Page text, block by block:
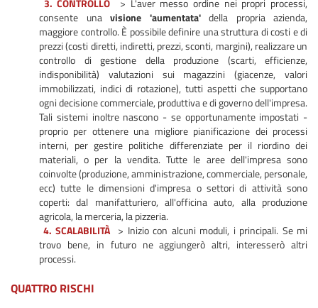
3. CONTROLLO
> L'aver messo ordine nei propri processi,
consente una visione 'aumentata'della propria azienda,
maggiore controllo. È possibile definire una struttura di costi e di
prezzi (costi diretti, indiretti, prezzi, sconti, margini), realizzare un
controllo di gestione della produzione (scarti, efficienze,
indisponibilità) valutazioni sui magazzini (giacenze, valori
immobilizzati, indici di rotazione), tutti aspetti che supportano
ogni decisione commerciale, produttiva e di governo dell'impresa.
Tali sistemi inoltre nascono - se opportunamente impostati -
proprio per ottenere una migliore pianificazione dei processi
interni, per gestire politiche differenziate per il riordino dei
materiali, o per la vendita. Tutte le aree dell'impresa sono
coinvolte (produzione, amministrazione, commerciale, personale,
ecc) tutte le dimensioni d'impresa o settori di attività sono
coperti: dal manifatturiero, all'officina auto, alla produzione
agricola, la merceria, la pizzeria.
4. SCALABILITÀ > Inizio con alcuni moduli, i principali. Se mi
trovo bene, in futuro ne aggiungerò altri, interesserò altri
processi.
QUATTRO RISCHI